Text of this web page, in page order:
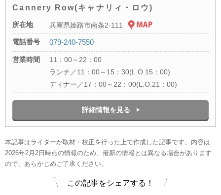
Cannery Row(キャナリィ・ロウ)
所在地 兵庫県姫路市南条2-111
電話番号 079-240-7550
営業時間
11：00～22：00
ランチ／11：00～15：30(L.O.15：00)
ディナー／17：00～22：00(L.O.21：00)
詳細情報を見る
本記事はライターが取材・校正を行った上で作成した記事です。内容は
2026年2月2日時点の情報のため、最新の情報とは異なる場合があります
ので、あらかじめご了承ください。
この記事をシェアする！